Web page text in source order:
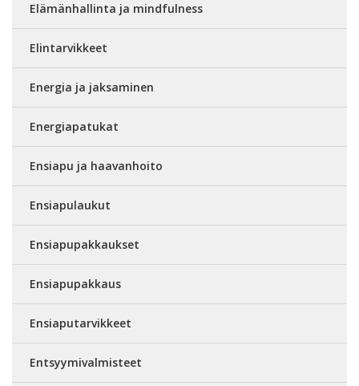
Elämänhallinta ja mindfulness
Elintarvikkeet
Energia ja jaksaminen
Energiapatukat
Ensiapu ja haavanhoito
Ensiapulaukut
Ensiapupakkaukset
Ensiapupakkaus
Ensiaputarvikkeet
Entsyymivalmisteet